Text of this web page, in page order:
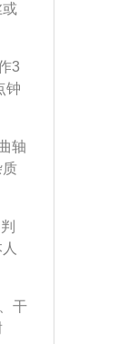
将
起
酸
3
钟
的轴
质
、
用
现干